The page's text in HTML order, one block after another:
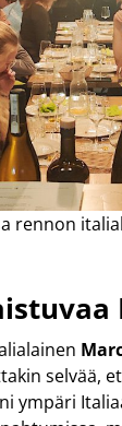
rennon
selvää,
ympäri